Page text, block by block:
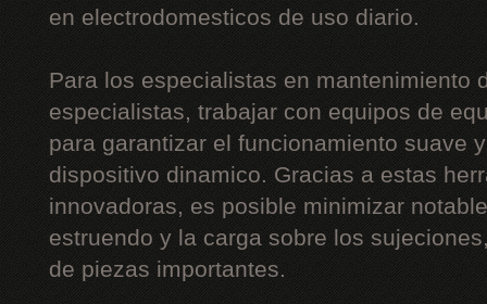
en electrodomesticos de uso diario.
Para los especialistas en mantenimiento
especialistas, trabajar con equipos de
para garantizar el funcionamiento suave
dispositivo dinamico. Gracias a estas
innovadoras, es posible minimizar
estruendo y la carga sobre los
de piezas importantes.